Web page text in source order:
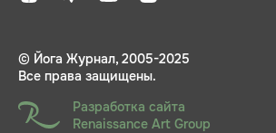
© Йога Журнал, 2005-2025
Все права защищены.
Разработка сайта
Renaissance Art Group